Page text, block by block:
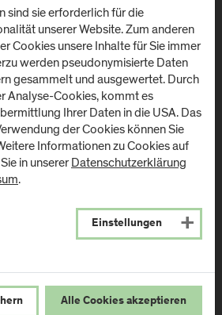
Markt 136a
A-5431Kuchl
Anfahrt & Kontakt
Campus
Schwarzach
(Kardinal
Klinikum)
Schwarzenbergplatz 1
Pongau
Anfahrt & Kontakt
sind sie erforderlich für die
unserer Website. Zum anderen
Cookies unsere Inhalte für Sie immer
werden pseudonymisierte Daten
gesammelt und ausgewertet. Durch
Analyse-Cookies, kommt es
Ihrer Daten in die USA. Das
der Cookies können Sie
Informationen zu Cookies auf
in unsererDatenschutzerklärung
.
Einstellungen
Alle Cookies akzeptieren